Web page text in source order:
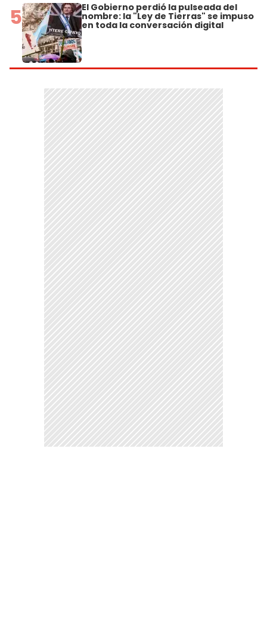
5 El Gobierno perdió la pulseada del
nombre: la "Ley de Tierras" se impuso
en toda la conversación digital